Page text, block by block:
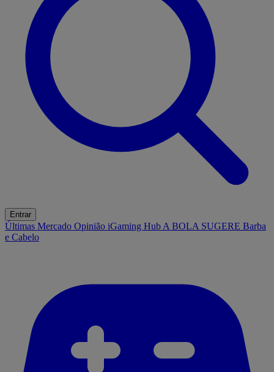
Entrar
Últimas Mercado Opinião iGaming Hub A BOLA SUGERE Barba
e Cabelo